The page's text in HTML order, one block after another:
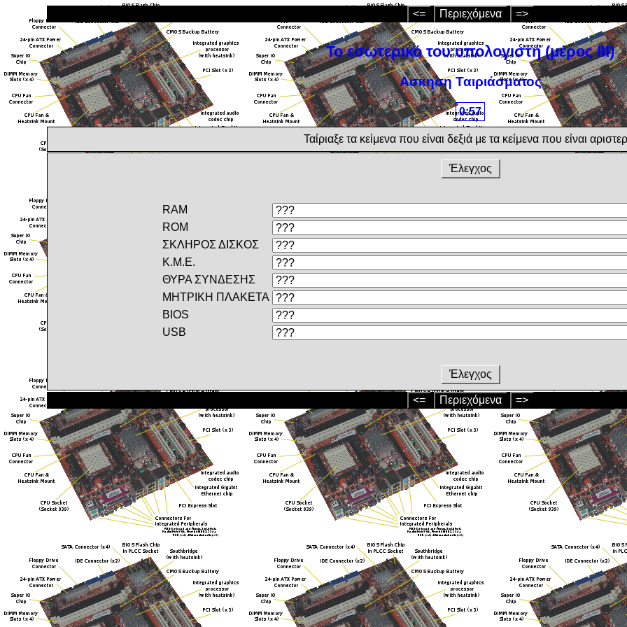
<= Περιεχόμενα =>
Το εσωτερικό του υπολογιστή (μέρος ΙΙΙ)
Ασκηση Ταιριάσματος
0:57
Ταίριαξε τα κείμενα που είναι δεξιά με τα κείμενα που είναι
Έλεγχος
RAM
ROM
ΣΚΛΗΡΟΣ ΔΙΣΚΟΣ
Κ.Μ.Ε.
ΘΥΡΑ ΣΥΝΔΕΣΗΣ
ΜΗΤΡΙΚΗ ΠΛΑΚΕΤΑ
BIOS
USB
Έλεγχος
<= Περιεχόμενα =>